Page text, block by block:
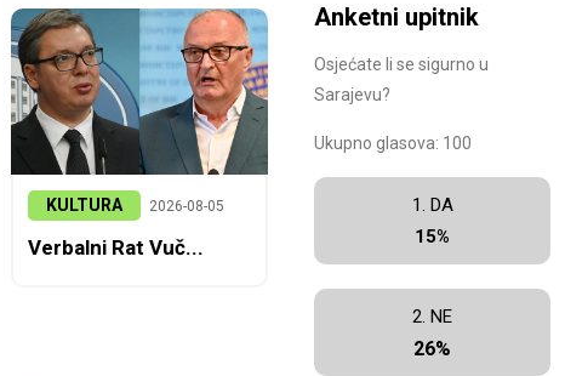
KULTURA 2026-08-05
Verbalni Rat Vuč...
Anketni upitnik
Osjećate li se sigurno u
Sarajevu?
Ukupno glasova: 100
1. DA
15%
2. NE
26%